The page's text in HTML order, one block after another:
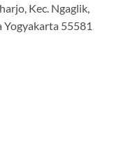
Kec. Ngaglik,
Yogyakarta 55581